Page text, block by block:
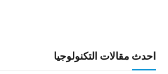
احدث مقالات التكنولوجيا